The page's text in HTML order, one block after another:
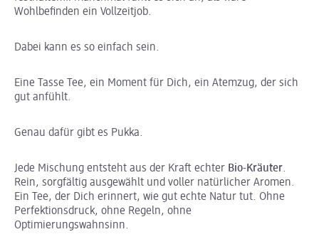
Wohlbefinden ein Vollzeitjob.
Dabei kann es so einfach sein.
Eine Tasse Tee, ein Moment für Dich, ein Atemzug, der sich
gut anfühlt.
Genau dafür gibt es Pukka.
Jede Mischung entsteht aus der Kraft echter Bio-Kräuter.
Rein, sorgfältig ausgewählt und voller natürlicher Aromen.
Ein Tee, der Dich erinnert, wie gut echte Natur tut. Ohne
Perfektionsdruck, ohne Regeln, ohne
Optimierungswahnsinn.